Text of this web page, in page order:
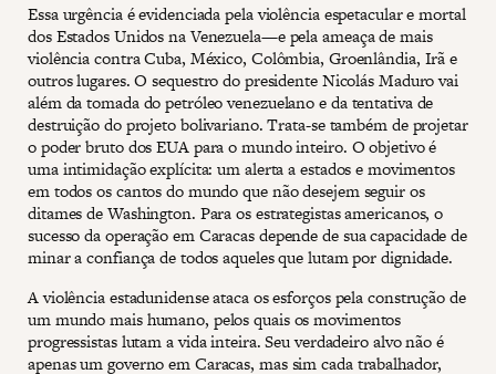
Essa urgência é evidenciada pela violência espetacular e mortal
dos Estados Unidos na Venezuela—e pela ameaça de mais
violência contra Cuba, México, Colômbia, Groenlândia, Irã e
outros lugares. O sequestro do presidente Nicolás Maduro vai
além da tomada do petróleo venezuelano e da tentativa de
destruição do projeto bolivariano. Trata-se também de projetar
o poder bruto dos EUA para o mundo inteiro. O objetivo é
uma intimidação explícita: um alerta a estados e movimentos
em todos os cantos do mundo que não desejem seguir os
ditames de Washington. Para os estrategistas americanos, o
sucesso da operação em Caracas depende de sua capacidade de
minar a confiança de todos aqueles que lutam por dignidade.
A violência estadunidense ataca os esforços pela construção de
um mundo mais humano, pelos quais os movimentos
progressistas lutam a vida inteira. Seu verdadeiro alvo não é
apenas um governo em Caracas, mas sim cada trabalhador,